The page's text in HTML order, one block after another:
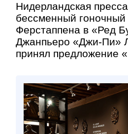
Нидерландская
бессменный
Ферстаппена в «Ред
Джанпьеро «Джи-Пи»
принял предложение